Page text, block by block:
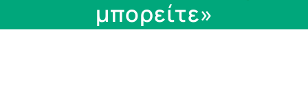
μπορείτε»